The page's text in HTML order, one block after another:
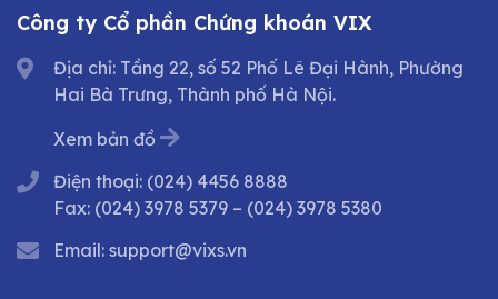
Công ty Cổ phần Chứng khoán VIX
Địa chỉ: Tầng 22, số 52 Phố Lê Đại Hành, Phường
Hai Bà Trưng, Thành phố Hà Nội.
Xem bản đồ
Điện thoại: (024) 4456 8888
Fax: (024) 3978 5379 – (024) 3978 5380
Email: support@vixs.vn